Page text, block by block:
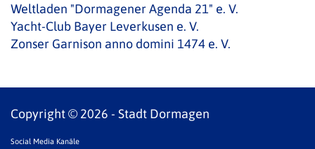
Weltladen "Dormagener Agenda 21" e. V.
Yacht-Club Bayer Leverkusen e. V.
Zonser Garnison anno domini 1474 e. V.
Copyright © 2026 - Stadt Dormagen
Social Media Kanäle